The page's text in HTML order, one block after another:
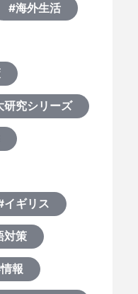
#海外生活
研究シリーズ
イギリス
対策
報